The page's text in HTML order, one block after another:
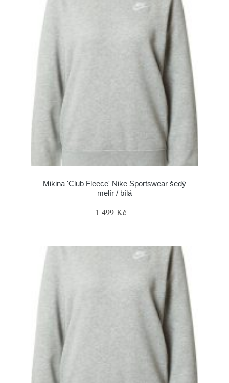
Mikina 'Club Fleece' Nike Sportswear šedý
melír / bílá
1 499 Kč